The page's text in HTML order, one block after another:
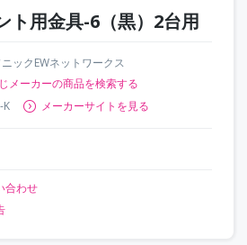
ト用金具-6（黒）2台用
ックEWネットワークス
メーカーの商品を検索する
K メーカーサイトを見る
合わせ